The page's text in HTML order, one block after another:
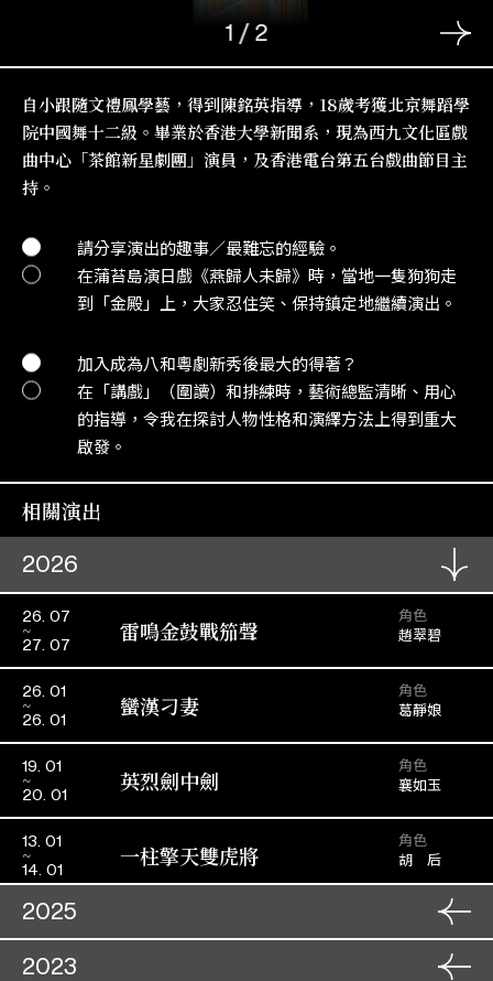
1 / 2
自小跟隨文禮鳳學藝，得到陳銘英指導，18歲考獲北京舞蹈學
院中國舞十二級。畢業於香港大學新聞系，現為西九文化區戲
曲中心「茶館新星劇團」演員，及香港電台第五台戲曲節目主
持。
請分享演出的趣事／最難忘的經驗。
在蒲苔島演日戲《燕歸人未歸》時，當地一隻狗狗走
到「金殿」上，大家忍住笑、保持鎮定地繼續演出。
加入成為八和粵劇新秀後最大的得著？
在「講戲」（圍讀）和排練時，藝術總監清晰、用心
的指導，令我在探討人物性格和演繹方法上得到重大
啟發。
相關演出
2026
26. 07
27. 07
雷鳴金鼓戰笳聲
角色
趙翠碧
26. 01
26. 01
蠻漢刁妻
角色
葛靜娘
19. 01
20. 01
英烈劍中劍
角色
襄如玉
13. 01
14. 01
一柱擎天雙虎將
角色
胡 后
2025
24. 11
2023